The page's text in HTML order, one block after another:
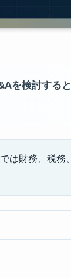
を検討する
は財務、税